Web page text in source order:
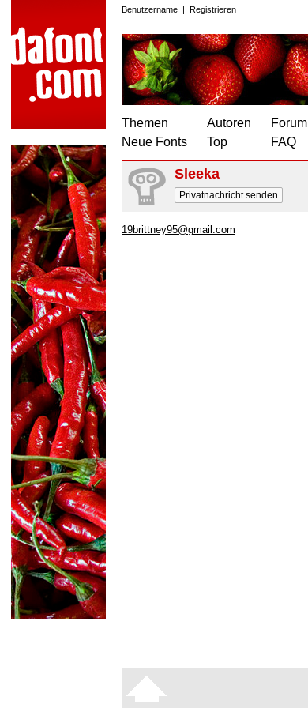
Benutzername | Registrieren
Themen
Neue Fonts
Autoren
Top
Forum
FAQ
Sleeka
Privatnachricht senden
19brittney95@gmail.com